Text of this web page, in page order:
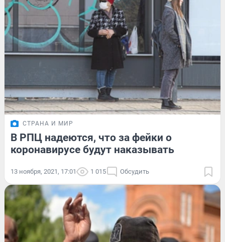
СТРАНА И МИР
В РПЦ надеются, что за фейки о
коронавирусе будут наказывать
13 ноября, 2021, 17:01 1 015 Обсудить